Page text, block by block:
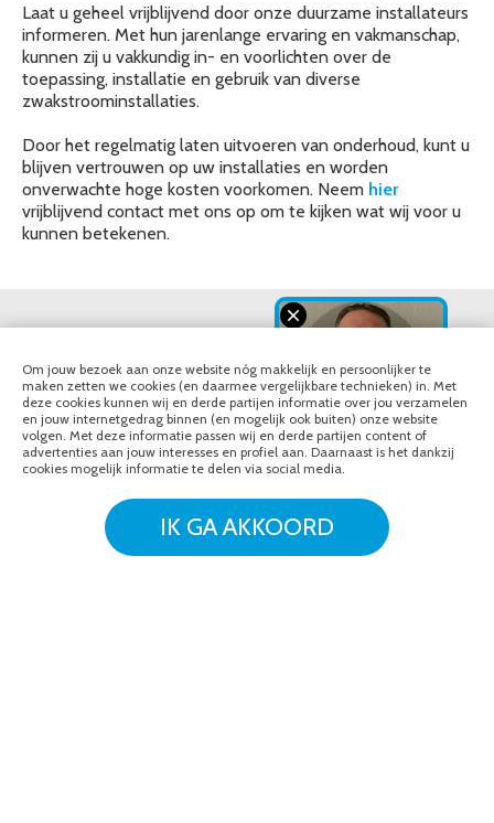
Laat u geheel vrijblijvend door onze duurzame installateurs
informeren. Met hun jarenlange ervaring en vakmanschap,
kunnen zij u vakkundig in- en voorlichten over de
toepassing, installatie en gebruik van diverse
zwakstroominstallaties.
Door het regelmatig laten uitvoeren van onderhoud, kunt u
blijven vertrouwen op uw installaties en worden
onverwachte hoge kosten voorkomen. Neem hier
vrijblijvend contact met ons op om te kijken wat wij voor u
kunnen betekenen.
CONTACT GEGEVENS
Noordeloos Elektro B.V.
Diamantweg 28
1812 RC Alkmaar
OPNEMEN
072-5713821
DIENSTEN
DATANETWERKEN
ELEKTROTECHNIEK
INSPECTIE EN SERVICE
Om jouw bezoek aan onze website nóg makkelijk en persoonlijker te
maken zetten we cookies (en daarmee vergelijkbare technieken) in. Met
deze cookies kunnen wij en derde partijen informatie over jou verzamelen
en jouw internetgedrag binnen (en mogelijk ook buiten) onze website
volgen. Met deze informatie passen wij en derde partijen content of
advertenties aan jouw interesses en profiel aan. Daarnaast is het dankzij
cookies mogelijk informatie te delen via social media.
IK GA AKKOORD